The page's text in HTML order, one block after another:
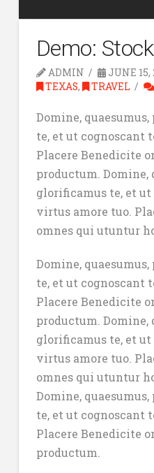
Demo:
ADMIN
JUNE 15,
TEXAS, TRAVEL
Domine,
te, et ut cognoscant
Placere Benedicite
productum. Domine,
glorificamus te, et ut
virtus amore tuo.
omnes qui utuntur
Domine,
te, et ut cognoscant
Placere Benedicite
productum. Domine,
glorificamus te, et ut
virtus amore tuo.
omnes qui utuntur
Domine,
te, et ut cognoscant
Placere Benedicite
productum.